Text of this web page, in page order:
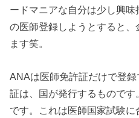
ードマニアな自分は少し興
の医師登録しようとすると、
ます笑。
ANAは医師免許証だけで登
証は、国が発行するもので
です。これは医師国家試験